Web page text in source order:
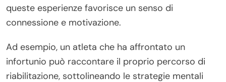
queste esperienze favorisce un senso di
connessione e motivazione.
Ad esempio, un atleta che ha affrontato un
infortunio può raccontare il proprio percorso di
riabilitazione, sottolineando le strategie mentali